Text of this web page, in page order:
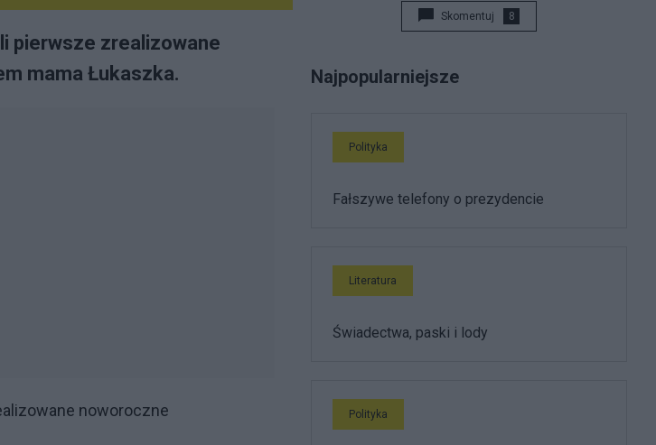
pierwsze zrealizowane
mama Łukaszka.
noworoczne
Skomentuj 8
Najpopularniejsze
Polityka
Fałszywe telefony o prezydencie
Literatura
Świadectwa, paski i lody
Polityka